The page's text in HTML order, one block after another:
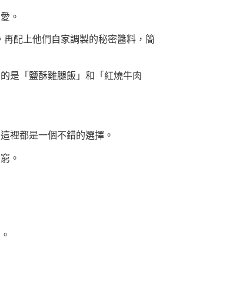
。
配上他們自家調製的秘密醬料，簡
是「鹽酥雞腿飯」和「紅燒牛肉
裡都是一個不錯的選擇。
。